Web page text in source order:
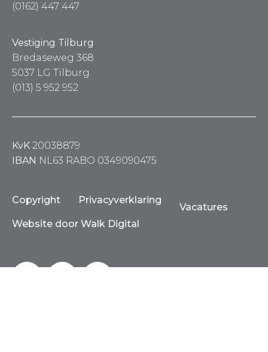
(0162) 447 447
Vestiging Tilburg
Bredaseweg 368
5037 LG Tilburg
(013) 5 952 952
KvK 20038879
IBAN NL63 RABO 0349090475
Copyright Privacyverklaring
Vacatures
Website door Walk Digital